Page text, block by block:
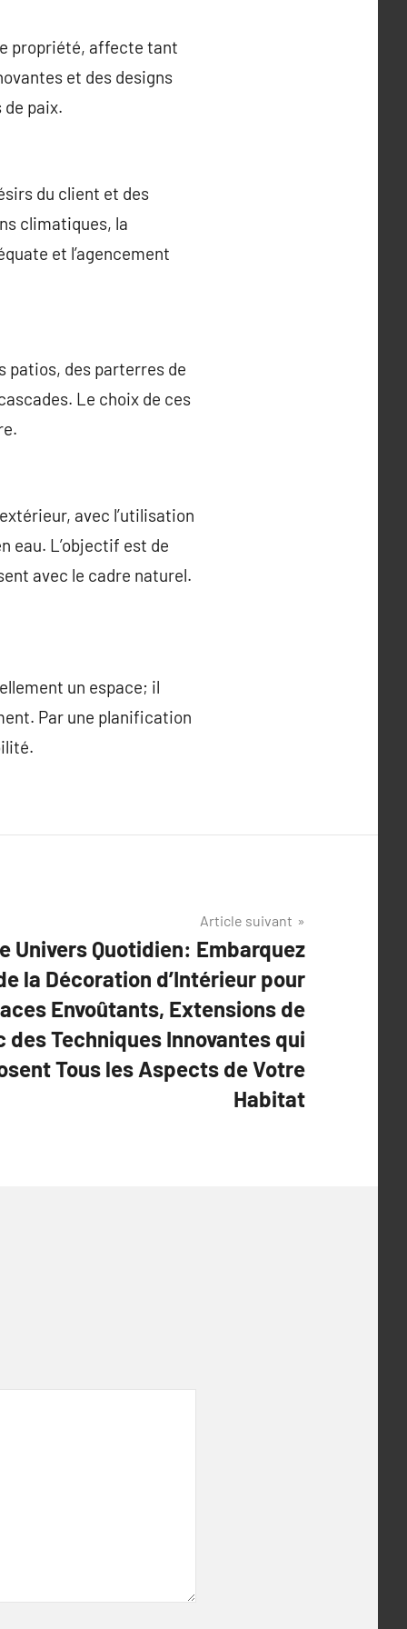
propriété, affecte tant
et des designs
paix.
du client et des
climatiques, la
et l’agencement
patios, des parterres de
Le choix de ces
avec l’utilisation
eau. L’objectif est de
avec le cadre naturel.
un espace; il
Par une planification
Article suivant
Univers Quotidien: Embarquez
la Décoration d’Intérieur pour
Envoûtants, Extensions de
Techniques Innovantes qui
Tous les Aspects de Votre
Habitat